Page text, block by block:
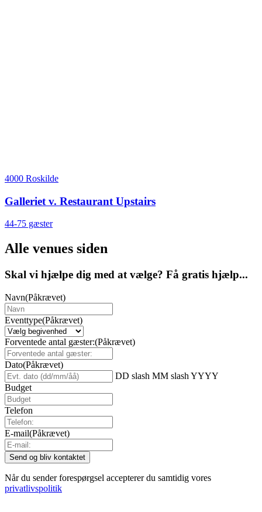
4000 Roskilde
Galleriet v. Restaurant Upstairs
44-75 gæster
Alle venues siden
Skal vi hjælpe dig med at vælge? Få gratis hjælp...
Navn(Påkrævet)
Eventtype(Påkrævet)
Forventede antal gæster:(Påkrævet)
Dato(Påkrævet)
DD slash MM slash YYYY
Budget
Telefon
E-mail(Påkrævet)
Når du sender forespørgsel accepterer du samtidig vores
privatlivspolitik